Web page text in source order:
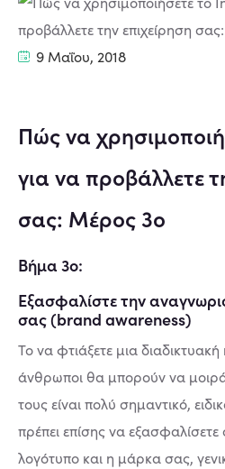
9 Μαΐου, 2018
Πώς να
για να προβάλλετε
σας: Μέρος 3ο
Βήμα 3ο:
Εξασφαλίστε την
σας (brand awareness)
Το να φτιάξετε μια
άνθρωποι θα μπορούν να
τους είναι πολύ σημαντικό,
πρέπει επίσης να εξασφαλίσετε
λογότυπο και η μάρκα σας,